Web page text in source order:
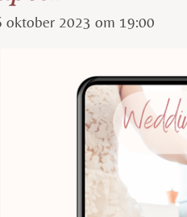
oktober 2023 om 19:00